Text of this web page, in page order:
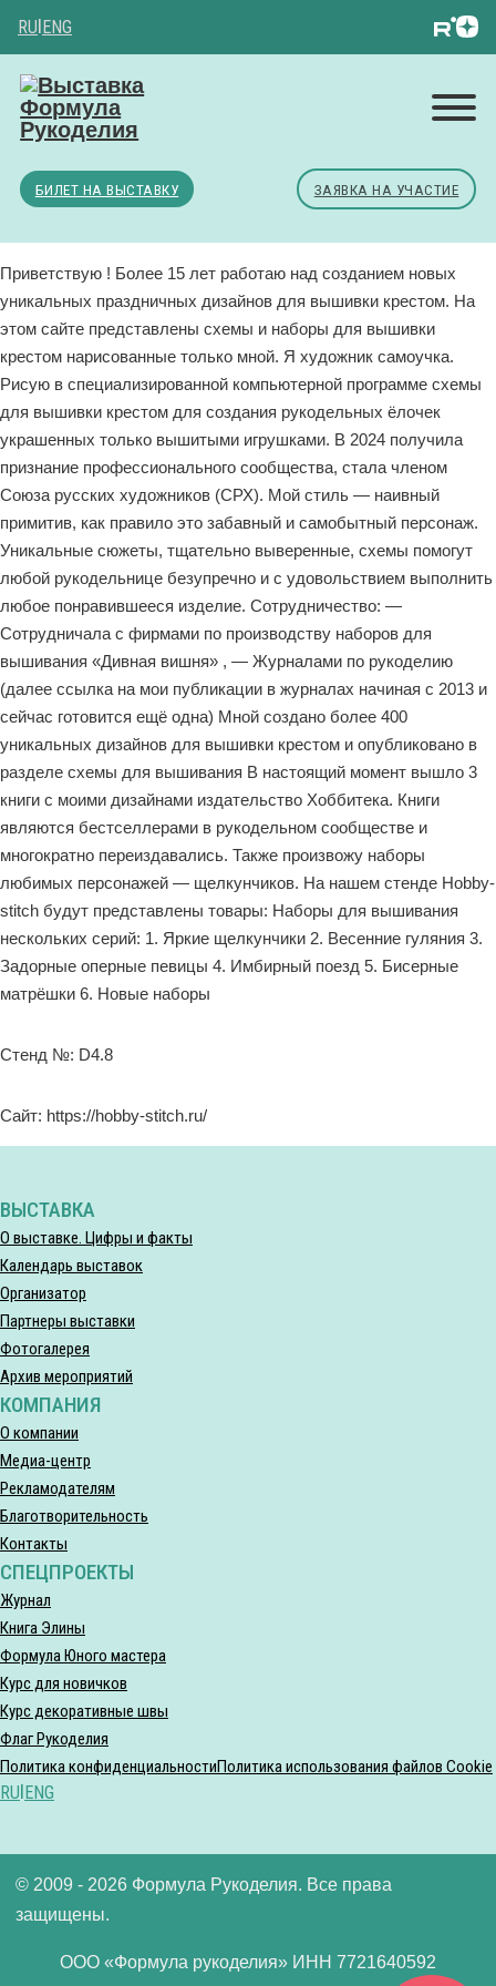
RU|ENG
БИЛЕТ НА ВЫСТАВКУ ЗАЯВКА НА УЧАСТИЕ
Приветствую ! Более 15 лет работаю над созданием новых
уникальных праздничных дизайнов для вышивки крестом. На
этом сайте представлены схемы и наборы для вышивки
крестом нарисованные только мной. Я художник самоучка.
Рисую в специализированной компьютерной программе схемы
для вышивки крестом для создания рукодельных ёлочек
украшенных только вышитыми игрушками. В 2024 получила
признание профессионального сообщества, стала членом
Союза русских художников (СРХ). Мой стиль — наивный
примитив, как правило это забавный и самобытный персонаж.
Уникальные сюжеты, тщательно выверенные, схемы помогут
любой рукодельнице безупречно и с удовольствием выполнить
любое понравившееся изделие. Сотрудничество: —
Сотрудничала с фирмами по производству наборов для
вышивания «Дивная вишня» , — Журналами по рукоделию
(далее ссылка на мои публикации в журналах начиная с 2013 и
сейчас готовится ещё одна) Мной создано более 400
уникальных дизайнов для вышивки крестом и опубликовано в
разделе схемы для вышивания В настоящий момент вышло 3
книги с моими дизайнами издательство Хоббитека. Книги
являются бестселлерами в рукодельном сообществе и
многократно переиздавались. Также произвожу наборы
любимых персонажей — щелкунчиков. На нашем стенде Hobby-
stitch будут представлены товары: Наборы для вышивания
нескольких серий: 1. Яркие щелкунчики 2. Весенние гуляния 3.
Задорные оперные певицы 4. Имбирный поезд 5. Бисерные
матрёшки 6. Новые наборы
Стенд №: D4.8
Сайт: https://hobby-stitch.ru/
ВЫСТАВКА
О выставке. Цифры и факты
Календарь выставок
Организатор
Партнеры выставки
Фотогалерея
Архив мероприятий
КОМПАНИЯ
О компании
Медиа-центр
Рекламодателям
Благотворительность
Контакты
СПЕЦПРОЕКТЫ
Журнал
Книга Элины
Формула Юного мастера
Курс для новичков
Курс декоративные швы
Флаг Рукоделия
Политика конфиденциальностиПолитика использования файлов Cookie
RU ENG
© 2009 - 2026 Формула Рукоделия. Все права
защищены.
ООО «Формула рукоделия» ИНН 7721640592